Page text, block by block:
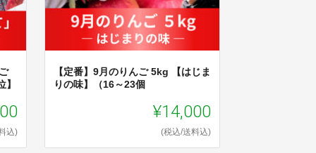
込)
【定番】9月のりんご 5kg 【はじま
りの味】（16～23個
¥14,000
(税込/送料込)